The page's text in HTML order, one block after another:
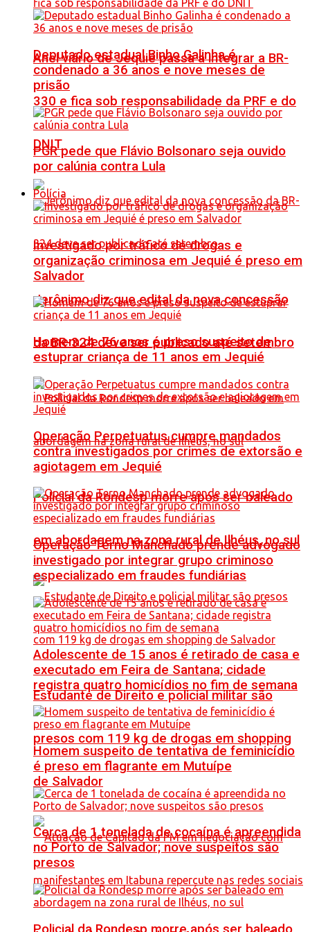
Anel viário de Jequié passa a integrar a BR-
330 e fica sob responsabilidade da PRF e do
DNIT
Jerônimo diz que edital da nova concessão
da BR-324 deve ser publicado até setembro
Policial da Rondesp morre após ser baleado
em abordagem na zona rural de Ilhéus, no sul
Estudante de Direito e policial militar são
presos com 119 kg de drogas em shopping
de Salvador
Deputado estadual Binho Galinha é
condenado a 36 anos e nove meses de
prisão
PGR pede que Flávio Bolsonaro seja ouvido
por calúnia contra Lula
Polícia
Investigado por tráfico de drogas e
organização criminosa em Jequié é preso em
Salvador
Homem de 76 anos é preso suspeito de
estuprar criança de 11 anos em Jequié
Operação Perpetuatus cumpre mandados
contra investigados por crimes de extorsão e
agiotagem em Jequié
Operação Terno Manchado prende advogado
investigado por integrar grupo criminoso
especializado em fraudes fundiárias
Adolescente de 15 anos é retirado de casa e
executado em Feira de Santana; cidade
registra quatro homicídios no fim de semana
Homem suspeito de tentativa de feminicídio
é preso em flagrante em Mutuípe
Cerca de 1 tonelada de cocaína é apreendida
no Porto de Salvador; nove suspeitos são
presos